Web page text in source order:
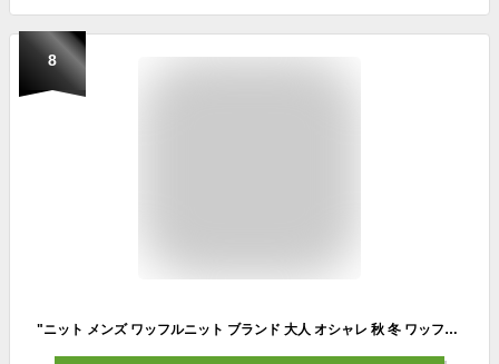
8
"ニット メンズ ワッフルニット ブランド 大人 オシャレ 秋 冬 ワッフル編み クルーネック セーター M L XL くすみカラー ベージュ ブラック ホワイト モカ ピンク 黒 白 ストリート CavariA 20代 30代 40代 "【あす楽対応】↑↑【DTK】